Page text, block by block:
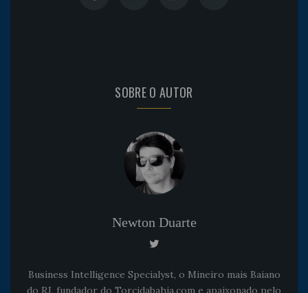
SOBRE O AUTOR
Newton Duarte
Business Intelligence Specialyst, o Mineiro mais Baiano
do RJ, fundador do Torcidabahia.com e apaixonado pelo